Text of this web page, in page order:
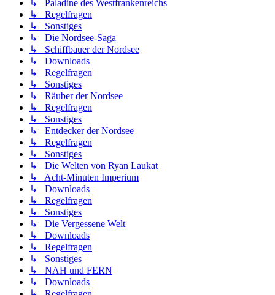
↳ Paladine des Westfrankenreichs
↳ Regelfragen
↳ Sonstiges
↳ Die Nordsee-Saga
↳ Schiffbauer der Nordsee
↳ Downloads
↳ Regelfragen
↳ Sonstiges
↳ Räuber der Nordsee
↳ Regelfragen
↳ Sonstiges
↳ Entdecker der Nordsee
↳ Regelfragen
↳ Sonstiges
↳ Die Welten von Ryan Laukat
↳ Acht-Minuten Imperium
↳ Downloads
↳ Regelfragen
↳ Sonstiges
↳ Die Vergessene Welt
↳ Downloads
↳ Regelfragen
↳ Sonstiges
↳ NAH und FERN
↳ Downloads